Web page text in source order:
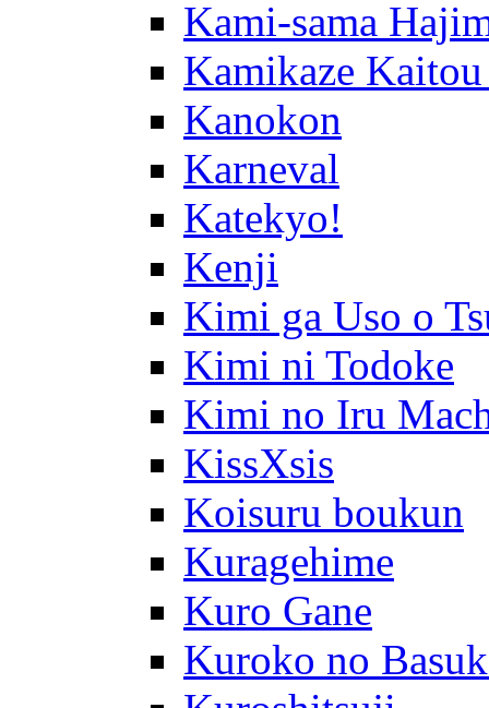
Kami-sama
Kamikaze Kaitou
Kanokon
Karneval
Katekyo!
Kenji
Kimi ga Uso o
Kimi ni Todoke
Kimi no Iru
KissXsis
Koisuru boukun
Kuragehime
Kuro Gane
Kuroko no